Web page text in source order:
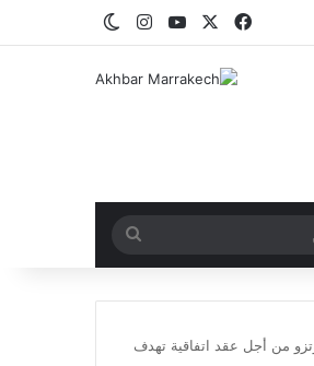
فيسبوك ‫YouTubeانستقرام
عن
من أجل عقد اتفاقية تهدف